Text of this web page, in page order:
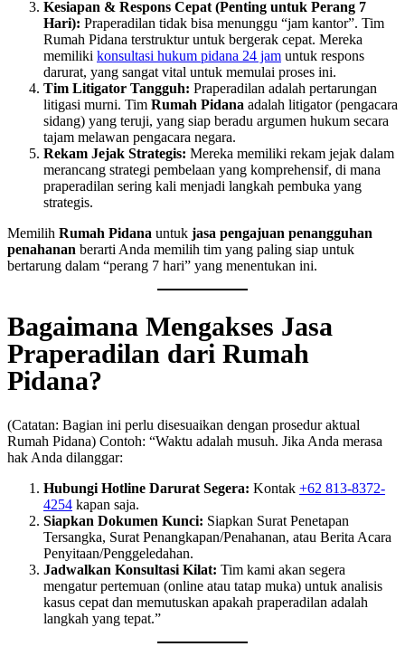
Kesiapan & Respons Cepat (Penting untuk Perang 7
Hari): Praperadilan tidak bisa menunggu “jam kantor”. Tim
Rumah Pidana terstruktur untuk bergerak cepat. Mereka
memiliki konsultasi hukum pidana 24 jam untuk respons
darurat, yang sangat vital untuk memulai proses ini.
Tim Litigator Tangguh: Praperadilan adalah pertarungan
litigasi murni. Tim Rumah Pidana adalah litigator (pengacara
sidang) yang teruji, yang siap beradu argumen hukum secara
tajam melawan pengacara negara.
Rekam Jejak Strategis: Mereka memiliki rekam jejak dalam
merancang strategi pembelaan yang komprehensif, di mana
praperadilan sering kali menjadi langkah pembuka yang
strategis.
Memilih Rumah Pidana untuk jasa pengajuan penangguhan
penahanan berarti Anda memilih tim yang paling siap untuk
bertarung dalam “perang 7 hari” yang menentukan ini.
Bagaimana Mengakses Jasa
Praperadilan dari Rumah
Pidana?
(Catatan: Bagian ini perlu disesuaikan dengan prosedur aktual
Rumah Pidana) Contoh: “Waktu adalah musuh. Jika Anda merasa
hak Anda dilanggar:
Hubungi Hotline Darurat Segera: Kontak +62 813-8372-
4254 kapan saja.
Siapkan Dokumen Kunci: Siapkan Surat Penetapan
Tersangka, Surat Penangkapan/Penahanan, atau Berita Acara
Penyitaan/Penggeledahan.
Jadwalkan Konsultasi Kilat: Tim kami akan segera
mengatur pertemuan (online atau tatap muka) untuk analisis
kasus cepat dan memutuskan apakah praperadilan adalah
langkah yang tepat.”